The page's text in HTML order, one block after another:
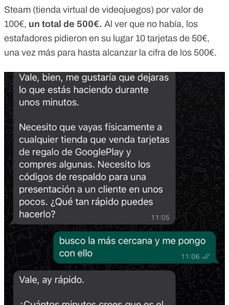
Steam (tienda virtual de videojuegos) por valor de
100€, un total de 500€. Al ver que no había, los
estafadores pidieron en su lugar 10 tarjetas de 50€,
una vez más para hasta alcanzar la cifra de los 500€.